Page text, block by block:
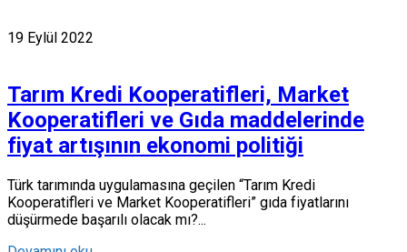
19 Eylül 2022
Tarım Kredi Kooperatifleri, Market
Kooperatifleri ve Gıda maddelerinde
fiyat artışının ekonomi politiği
Türk tarımında uygulamasına geçilen “Tarım Kredi
Kooperatifleri ve Market Kooperatifleri” gıda fiyatlarını
düşürmede başarılı olacak mı?...